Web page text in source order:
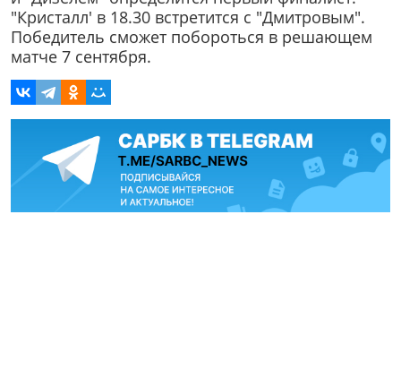
"Кристалл' в 18.30 встретится с "Дмитровым".
Победитель сможет побороться в решающем
матче 7 сентября.